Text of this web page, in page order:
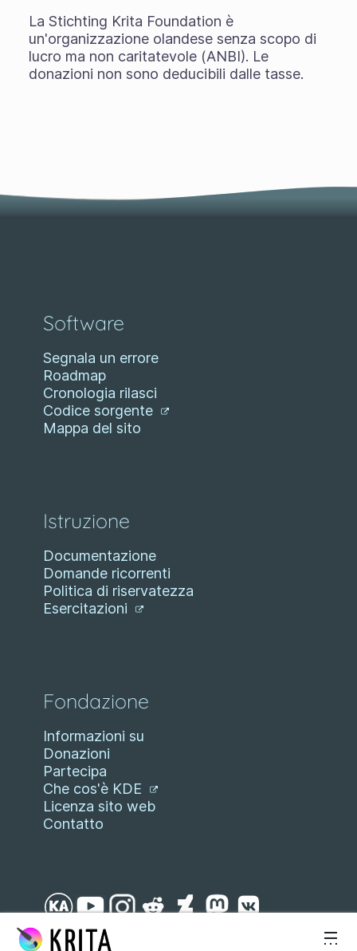
La Stichting Krita Foundation è
un'organizzazione olandese senza scopo di
lucro ma non caritatevole (ANBI). Le
donazioni non sono deducibili dalle tasse.
Software
Segnala un errore
Roadmap
Cronologia rilasci
Codice sorgente
Mappa del sito
Istruzione
Documentazione
Domande ricorrenti
Politica di riservatezza
Esercitazioni
Fondazione
Informazioni su
Donazioni
Partecipa
Che cos'è KDE
Licenza sito web
Contatto